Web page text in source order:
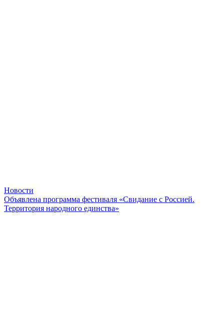
Новости
Объявлена программа фестиваля «Свидание с Россией.
Территория народного единства»